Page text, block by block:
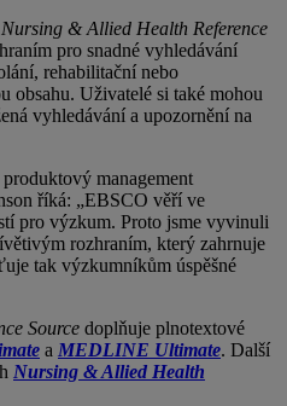
Nursing & Allied Health Reference
pro snadné vyhledávání
rehabilitační nebo
obsahu. Uživatelé si také mohou
vyhledávání a upozornění na
management
říká: „EBSCO věří ve
pro výzkum. Proto jsme vyvinuli
rozhraním, který zahrnuje
tak výzkumníkům úspěšné
Source doplňuje plnotextové
a MEDLINE Ultimate. Další
Nursing & Allied Health